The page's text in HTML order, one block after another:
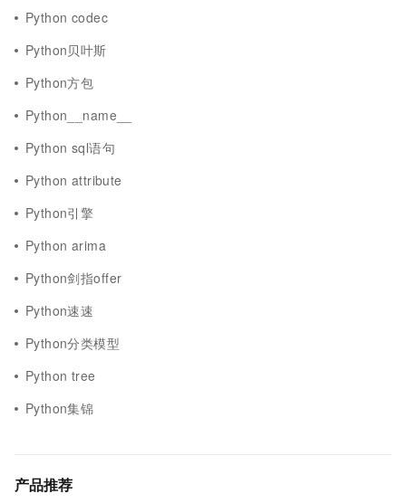
Python codec
Python贝叶斯
Python方包
Python__name__
Python sql语句
Python attribute
Python引擎
Python arima
Python剑指offer
Python速速
Python分类模型
Python tree
Python集锦
产品推荐